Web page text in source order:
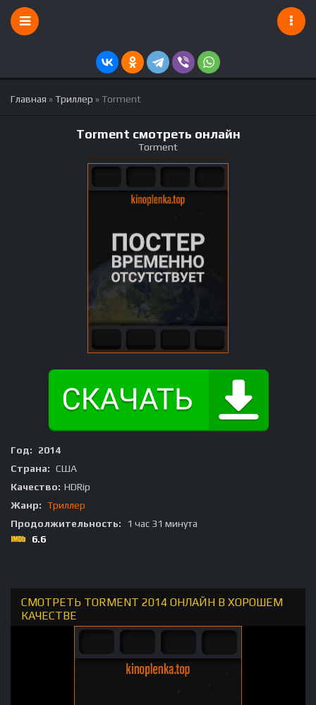
Главная »Триллер » Torment
Torment смотреть онлайн
Torment
Год:
2014
Страна: США
Качество: HDRip
Жанр: Триллер
Продолжительность:
1 час 31 минута
6.6
СМОТРЕТЬ TORMENT 2014 ОНЛАЙН В ХОРОШЕМ
КАЧЕСТВЕ